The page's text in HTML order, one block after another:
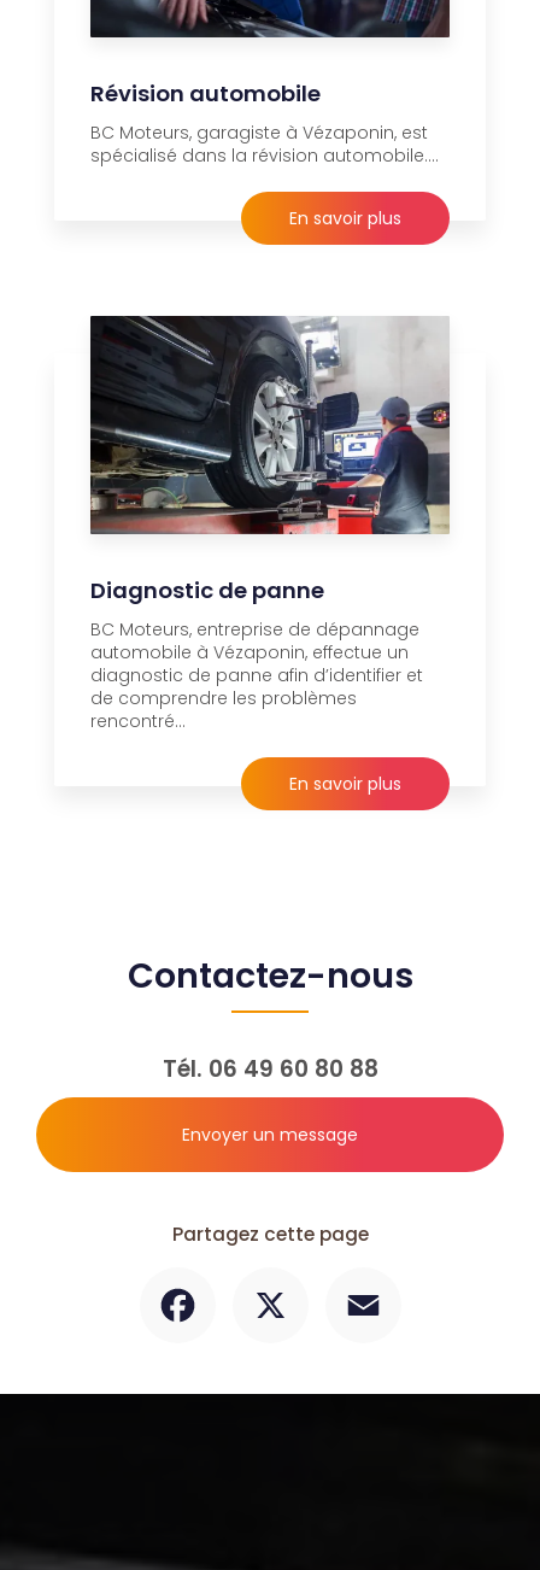
Révision automobile
BC Moteurs, garagiste à Vézaponin, est
spécialisé dans la révision automobile....
En savoir plus
Diagnostic de panne
BC Moteurs, entreprise de dépannage
automobile à Vézaponin, effectue un
diagnostic de panne afin d’identifier et
de comprendre les problèmes
rencontré...
En savoir plus
Contactez-nous
Tél. 06 49 60 80 88
Envoyer un message
Partagez cette page